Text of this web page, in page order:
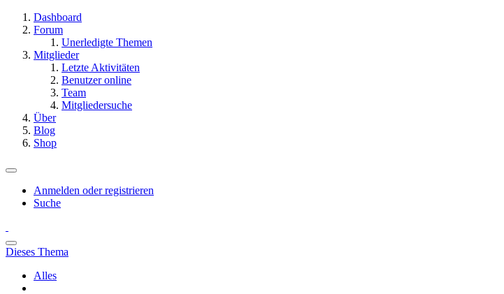
Dashboard
Forum
Unerledigte Themen
Mitglieder
Letzte Aktivitäten
Benutzer online
Team
Mitgliedersuche
Über
Blog
Shop
Anmelden oder registrieren
Suche
Dieses Thema
Alles